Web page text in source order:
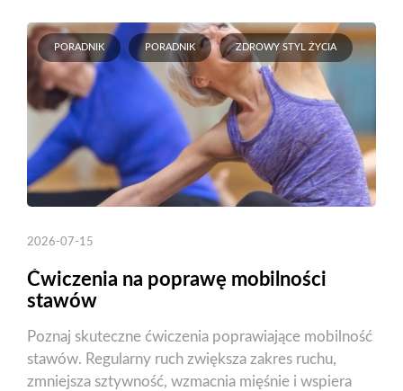
PORADNIK PORADNIK ZDROWY STYL ŻYCIA
2026-07-15
Ćwiczenia na poprawę mobilności
stawów
Poznaj skuteczne ćwiczenia poprawiające mobilność
stawów. Regularny ruch zwiększa zakres ruchu,
zmniejsza sztywność, wzmacnia mięśnie i wspiera